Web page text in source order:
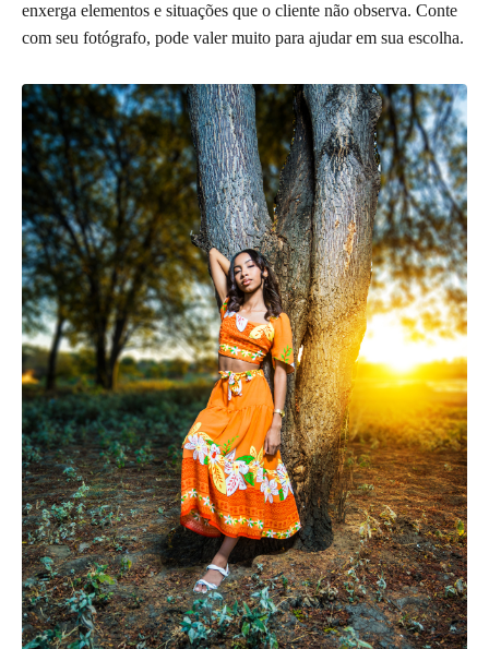
enxerga elementos e situações que o cliente não observa. Conte
com seu fotógrafo, pode valer muito para ajudar em sua escolha.